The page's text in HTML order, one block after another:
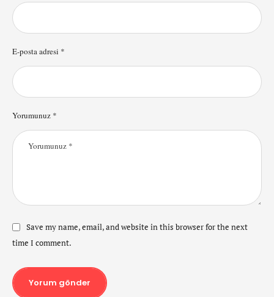
Yorumunuz *
E-posta adresi *
Save my name, email, and website in this browser for the next
time I comment.
Yorum gönder